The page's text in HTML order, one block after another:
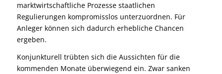
marktwirtschaftliche Prozesse staatlichen
Regulierungen kompromisslos unterzuordnen. Für
Anleger können sich dadurch erhebliche Chancen
ergeben.
Konjunkturell trübten sich die Aussichten für die
kommenden Monate überwiegend ein. Zwar sanken